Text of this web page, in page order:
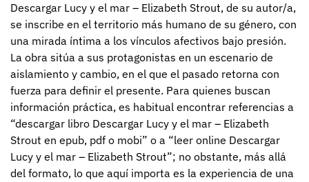
Descargar Lucy y el mar – Elizabeth Strout, de su autor/a,
se inscribe en el territorio más humano de su género, con
una mirada íntima a los vínculos afectivos bajo presión.
La obra sitúa a sus protagonistas en un escenario de
aislamiento y cambio, en el que el pasado retorna con
fuerza para definir el presente. Para quienes buscan
información práctica, es habitual encontrar referencias a
“descargar libro Descargar Lucy y el mar – Elizabeth
Strout en epub, pdf o mobi” o a “leer online Descargar
Lucy y el mar – Elizabeth Strout”; no obstante, más allá
del formato, lo que aquí importa es la experiencia de una